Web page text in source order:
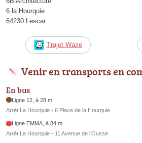
6 la Hourquie
64230 Lescar
Trajet Waze
Venir en transports en
En bus
Ligne 12, à 28 m
Arrêt La Hourquie - 6 Place de la Hourquie
Ligne EMMA, à 84 m
Arrêt La Hourquie - 11 Avenue de l’Ousse